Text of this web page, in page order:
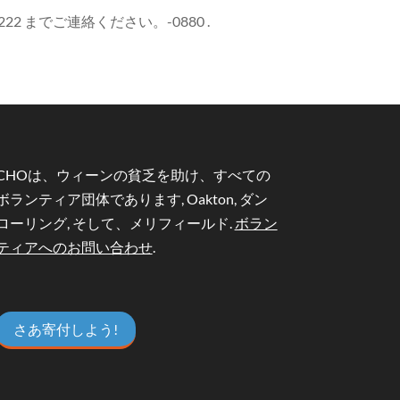
までご連絡ください。-0880 .
は、ウィーンの貧乏を助け、すべての
ランティア団体であります, Oakton, ダン
ーリング, そして、メリフィールド. ボラン
ィアへのお問い合わせ.
さあ寄付しよう!